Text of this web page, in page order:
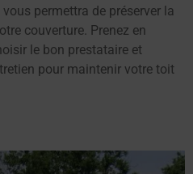
permettra de préserver la
couverture. Prenez en
le bon prestataire et
pour maintenir votre toit